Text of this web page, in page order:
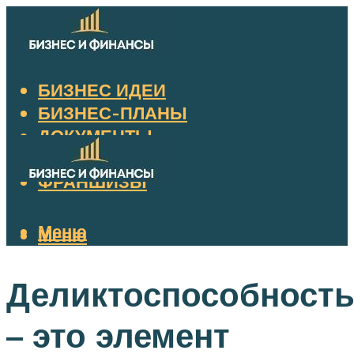
БИЗНЕС ИДЕИ
БИЗНЕС-ПЛАНЫ
ДОКУМЕНТЫ
НАЛОГИ
ФРАНШИЗЫ
Меню
Меню
Деликтоспособность
– это элемент